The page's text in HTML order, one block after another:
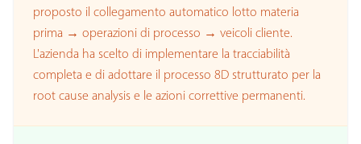
proposto il collegamento automatico lotto materia
prima → operazioni di processo → veicoli cliente.
L'azienda ha scelto di implementare la tracciabilità
completa e di adottare il processo 8D strutturato per la
root cause analysis e le azioni correttive permanenti.